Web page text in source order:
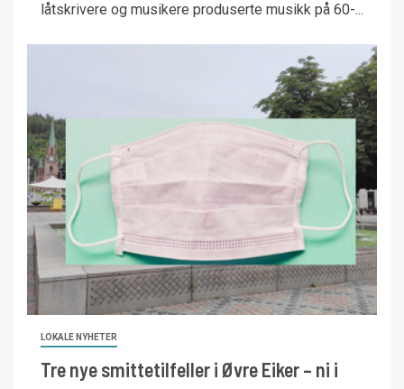
låtskrivere og musikere produserte musikk på 60-...
LOKALE NYHETER
Tre nye smittetilfeller i Øvre Eiker – ni i